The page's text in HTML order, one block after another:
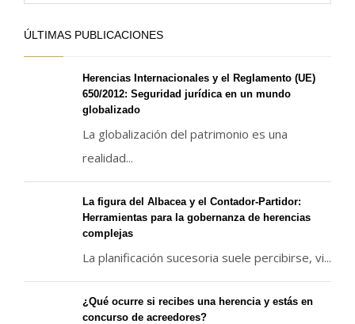
ÚLTIMAS PUBLICACIONES
Herencias Internacionales y el Reglamento (UE)
650/2012: Seguridad jurídica en un mundo
globalizado
La globalización del patrimonio es una
realidad...
La figura del Albacea y el Contador-Partidor:
Herramientas para la gobernanza de herencias
complejas
La planificación sucesoria suele percibirse, vi...
¿Qué ocurre si recibes una herencia y estás en
concurso de acreedores?